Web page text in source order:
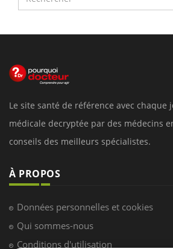
Le site santé de référence avec
médicale decryptée par des médecins
conseils des meilleurs spécialistes.
À PROPOS
Données personnelles et cookies
Qui sommes-nous
Conditions d'utilisation